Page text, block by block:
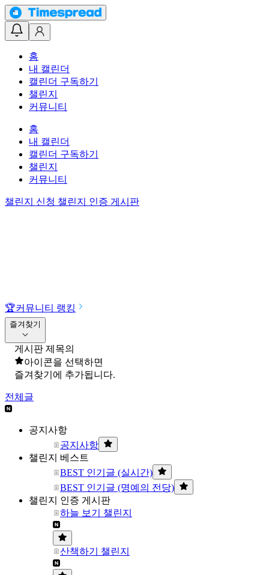
홈
내 캘린더
캘린더 구독하기
챌린지
커뮤니티
홈
내 캘린더
캘린더 구독하기
챌린지
커뮤니티
챌린지 신청 챌린지 인증 게시판
🏆커뮤니티 랭킹
즐겨찾기
게시판 제목의
아이콘을 선택하면
즐겨찾기에 추가됩니다.
전체글
공지사항
공지사항
챌린지 베스트
BEST 인기글 (실시간)
BEST 인기글 (명예의 전당)
챌린지 인증 게시판
하늘 보기 챌린지
산책하기 챌린지